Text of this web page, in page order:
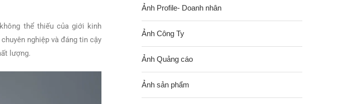
thể thiếu của giới kinh
nghiệp và đáng tin cậy
lượng.
Ảnh Profile- Doanh nhân
Ảnh Công Ty
Ảnh Quảng cáo
Ảnh sản phẩm